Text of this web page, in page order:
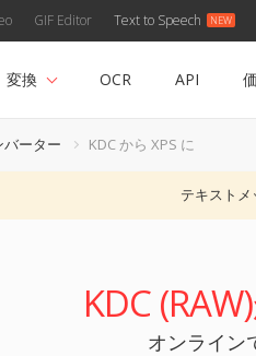
GIF Editor Text to Speech
変換 OCR API
バーター KDC から XPS に
テキスト
KDC
オンライン